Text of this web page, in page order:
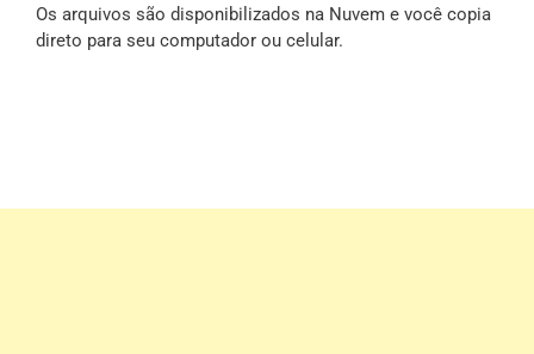
Os arquivos são disponibilizados na Nuvem e você copia
direto para seu computador ou celular.